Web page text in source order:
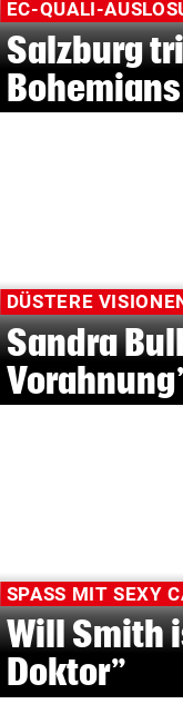
EC-QUALI-
Salzburg
DÜSTERE
Sandra
SPASS MIT SEXY
Will Smith
Doktor”